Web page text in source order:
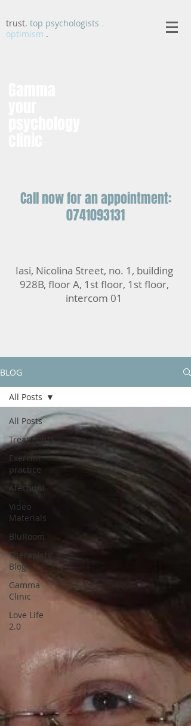
trust. top psychologists .
optimism .
Call now for an appointment:
0741093131
Iasi, Nicolina Street, no. 1, building
928B, floor A, 1st floor, 1st floor,
intercom 01
BLOG
All Posts
Treatments
Exercitii
practice
Afectiuni
Video
Materials
BluRoom
Therapists’
Blog
Gamma
Clinic
Love Life
2.0
All Posts